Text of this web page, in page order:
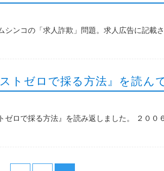
シンコの「求人詐欺」問題。求人広告に記載
トゼロで採る方法』を読ん
ゼロで採る方法』を読み返しました。 ２００